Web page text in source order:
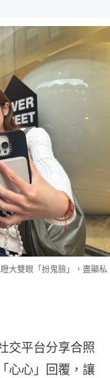
大雙眼「扮鬼臉」，盡顯私
交平台分享合照
心心」回覆，讓